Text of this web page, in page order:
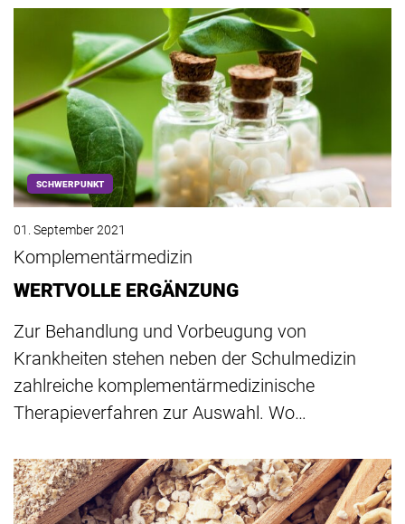
SCHWERPUNKT
01. September 2021
Komplementärmedizin
WERTVOLLE ERGÄNZUNG
Zur Behandlung und Vorbeugung von
Krankheiten stehen neben der Schulmedizin
zahlreiche komplementärmedizinische
Therapieverfahren zur Auswahl. Wo…